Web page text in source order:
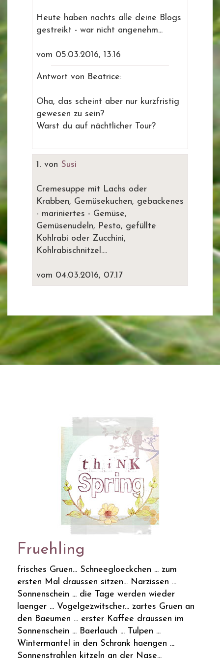
Heute haben nachts alle deine Blogs
gestreikt - war nicht angenehm...
vom 05.03.2016, 13.16
Antwort von Beatrice:
Oha, das scheint aber nur kurzfristig
gewesen zu sein?
Warst du auf nächtlicher Tour?
1. von Susi
Cremesuppe mit Lachs oder
Krabben, Gemüsekuchen, gebackenes
- mariniertes - Gemüse,
Gemüsenudeln, Pesto, gefüllte
Kohlrabi oder Zucchini,
Kohlrabischnitzel....
vom 04.03.2016, 07.17
Fruehling
frisches Gruen... Schneegloeckchen ... zum
ersten Mal draussen sitzen... Narzissen ...
Sonnenschein ... die Tage werden wieder
laenger ... Vogelgezwitscher... zartes Gruen an
den Baeumen ... erster Kaffee draussen im
Sonnenschein ... Baerlauch ... Tulpen ...
Wintermantel in den Schrank haengen ...
Sonnenstrahlen kitzeln an der Nase...